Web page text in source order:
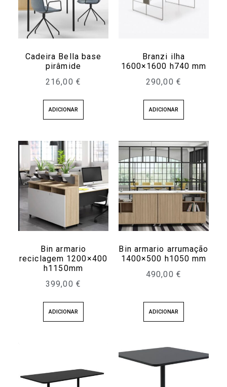
Cadeira Bella base
pirâmide
216,00 €
ADICIONAR
Branzi ilha
1600×1600 h740 mm
290,00 €
ADICIONAR
Bin armario
reciclagem 1200×400
h1150mm
399,00 €
ADICIONAR
Bin armario arrumação
1400×500 h1050 mm
490,00 €
ADICIONAR